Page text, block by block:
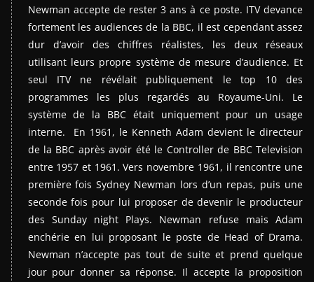
Newman accepte de rester 3 ans à ce poste. ITV devance
fortement les audiences de la BBC, il est cependant assez
dur d’avoir des chiffres réalistes, les deux réseaux
utilisant leurs propre système de mesure d’audience. Et
seul ITV ne révélait publiquement le top 10 des
programmes les plus regardés au Royaume-Uni. Le
système de la BBC était uniquement pour un usage
interne. En 1961, le Kenneth Adam devient le directeur
de la BBC après avoir été le Controller de BBC Television
entre 1957 et 1961. Vers novembre 1961, il rencontre une
première fois Sydney Newman lors d’un repas, puis une
seconde fois pour lui proposer de devenir le producteur
des Sunday night Plays. Newman refuse mais Adam
enchérie en lui proposant le poste de Head of Drama.
Newman n’accepte pas tout de suite et prend quelque
jour pour donner sa réponse. Il accepte la proposition